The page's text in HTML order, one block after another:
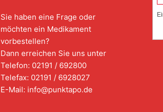
Sie haben eine Frage oder
möchten ein Medikament
vorbestellen?
Dann erreichen Sie uns unter
Telefon: 02191 / 692800
Telefax: 02191 / 6928027
E-Mail: info@punktapo.de